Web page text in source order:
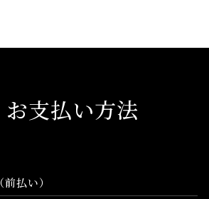
お支払い方法
（前払い）